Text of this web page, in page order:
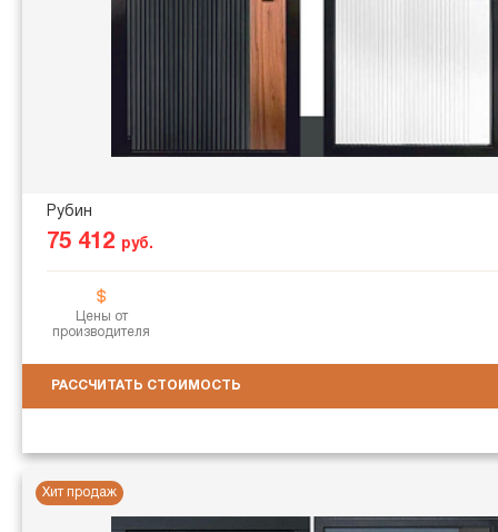
Рубин
75 412 руб.
Цены от
производителя
РАССЧИТАТЬ СТОИМОСТЬ
Хит продаж